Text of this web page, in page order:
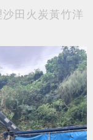
田火炭黃竹洋